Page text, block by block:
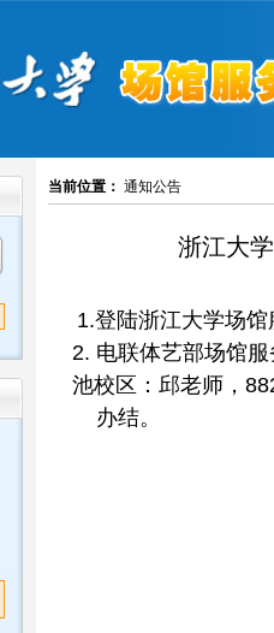
当前位置： 通知公告
浙江大
1.登陆浙江大学场
2. 电联体艺部场馆
池校区：邱老师，
办结。